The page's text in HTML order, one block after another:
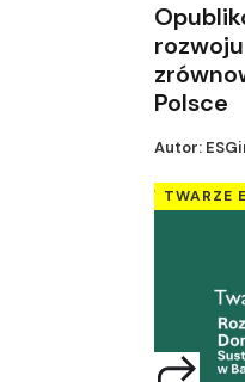
Polsce
Autor:
TWARZE